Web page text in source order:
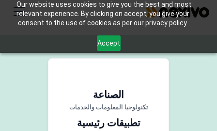
Our website uses cookies to give you the best and most
relevant experience. By clicking on accept, you give your
consent to the use of cookies as per our privacy policy.
Accept
الصناعة
تكنولوجيا المعلومات والخدمات
تطبيقات رئيسية